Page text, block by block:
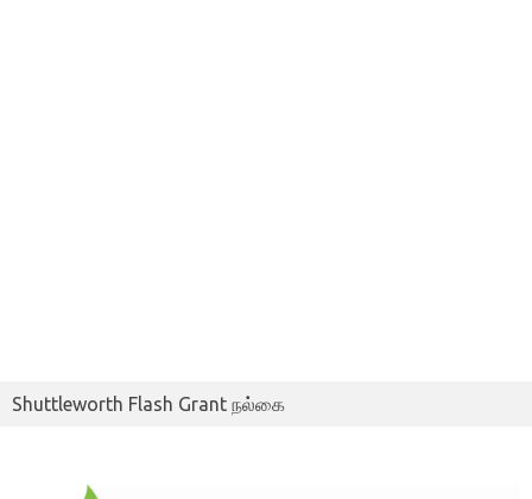
Shuttleworth Flash Grant நல்கை